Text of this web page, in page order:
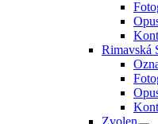
Rimavská
Zvolen